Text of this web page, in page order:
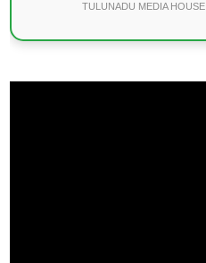
TULUNADU MEDIA HOUSE